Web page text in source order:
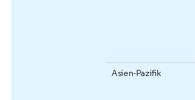
Asien-Pazifik